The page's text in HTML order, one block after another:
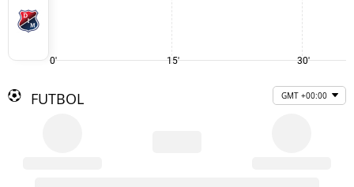
0' 15' 30'
FUTBOL GMT +00:00